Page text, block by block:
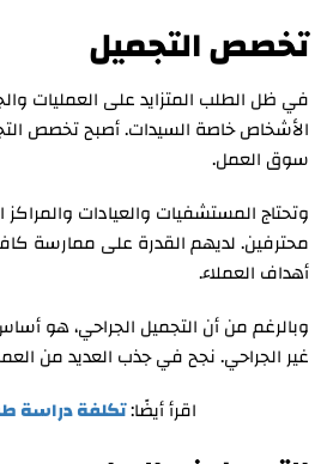
تخصص التجميل
في ظل الطلب المتزايد على العمليات
الأشخاص خاصة السيدات. أصبح تخصص
سوق العمل.
وتحتاج المستشفيات والعيادات والمراكز
محترفين. لديهم القدرة على ممارسة
أهداف العملاء.
وبالرغم من أن التجميل الجراحي، هو
غير الجراحي. نجح في جذب العديد من
اقرأ أيضًا:تكلفة دراسة